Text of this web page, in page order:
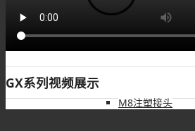
M8组装接头
M8注塑接头